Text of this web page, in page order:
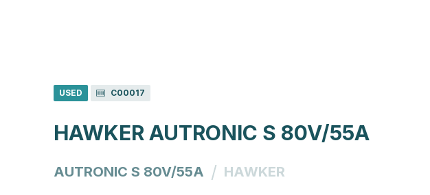
USED C00017
HAWKER AUTRONIC S 80V/55A
AUTRONIC S 80V/55A / HAWKER